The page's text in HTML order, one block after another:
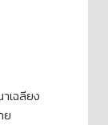
เฉลียง
ย